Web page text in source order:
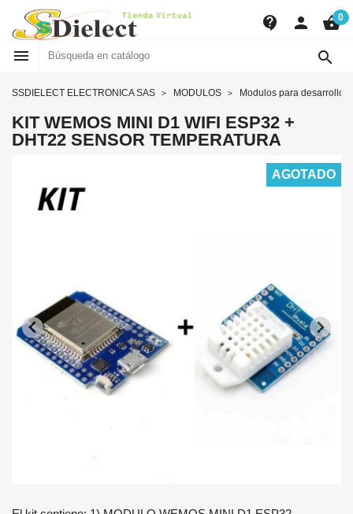
contact_support person shopping_basket0
 
SSDIELECT ELECTRONICA SAS MODULOS Modulos para desarrollo
KIT WEMOS MINI D1 WIFI ESP32 +
DHT22 SENSOR TEMPERATURA
AGOTADO